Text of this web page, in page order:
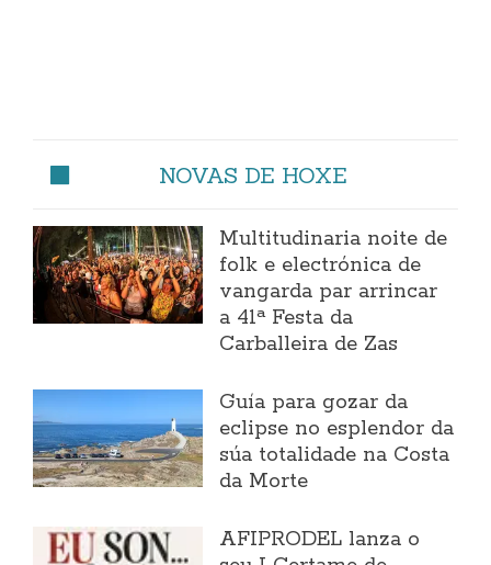
NOVAS DE HOXE
Multitudinaria noite de
folk e electrónica de
vangarda par arrincar
a 41ª Festa da
Carballeira de Zas
Guía para gozar da
eclipse no esplendor da
súa totalidade na Costa
da Morte
AFIPRODEL lanza o